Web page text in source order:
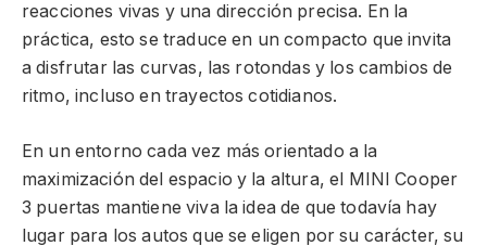
reacciones vivas y una dirección precisa. En la
práctica, esto se traduce en un compacto que invita
a disfrutar las curvas, las rotondas y los cambios de
ritmo, incluso en trayectos cotidianos.
En un entorno cada vez más orientado a la
maximización del espacio y la altura, el MINI Cooper
3 puertas mantiene viva la idea de que todavía hay
lugar para los autos que se eligen por su carácter, su